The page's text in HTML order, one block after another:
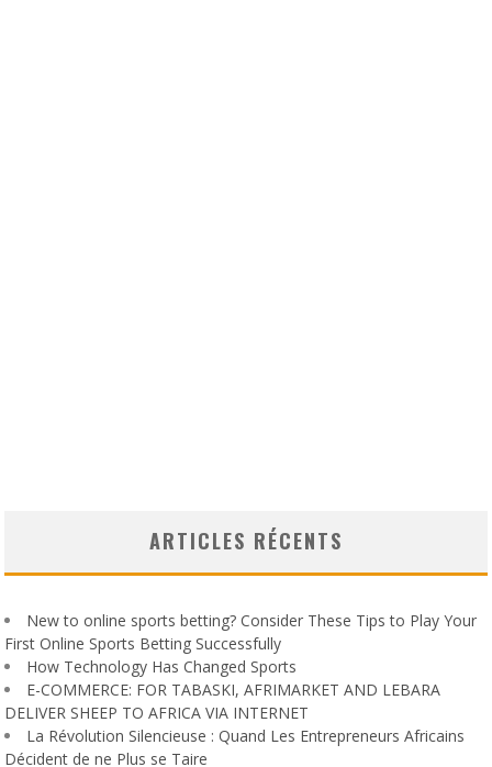
ARTICLES RÉCENTS
New to online sports betting? Consider These Tips to Play Your
First Online Sports Betting Successfully
How Technology Has Changed Sports
E-COMMERCE: FOR TABASKI, AFRIMARKET AND LEBARA
DELIVER SHEEP TO AFRICA VIA INTERNET
La Révolution Silencieuse : Quand Les Entrepreneurs Africains
Décident de ne Plus se Taire